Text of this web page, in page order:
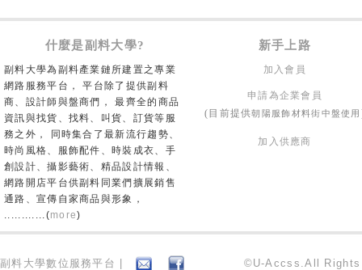
什麼是副料大學? 新手上路
副料大學為副料產業鏈所建置之專業
網路服務平台， 平台除了提供副料
商、設計師與盤商們， 最齊全的商品
資訊與找貨、找料、叫貨、訂貨等服
務之外， 同時集合了最新流行趨勢、
時尚風格、服飾配件、時裝成衣、手
創設計、攝影藝術、精品設計情報、
網路開店平台供副料同業們擴展銷售
通路、宣傳自家商品與形象，
............(more)
加入會員
申請為企業會員
(目前提供朝陽服飾材料街中盤使用
加入供應商
副料大學數位服務平台 | ©U-Accss.All Rights